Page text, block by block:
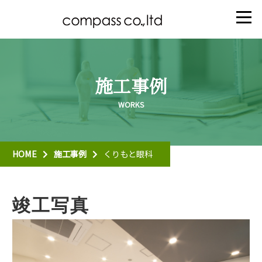
施工事例
HOME 施工事例 くりもと眼科
竣工写真